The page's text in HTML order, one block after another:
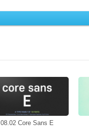
08.02 Core Sans E